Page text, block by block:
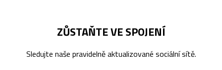
ZŮSTAŇTE VE SPOJENÍ
Sledujte naše pravidelně aktualizované sociální sítě.